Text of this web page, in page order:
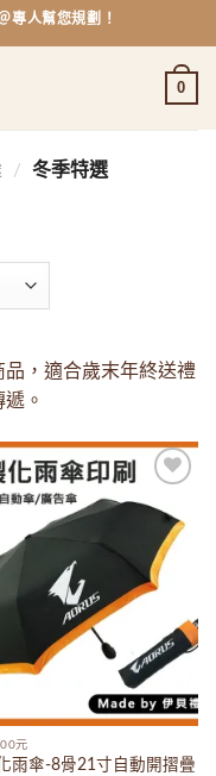
專人幫您規劃！
0
/ 冬季特選
，適合歲末年終送禮
。
Add to
wishlist
元
雨傘-8骨21寸自動開摺疊